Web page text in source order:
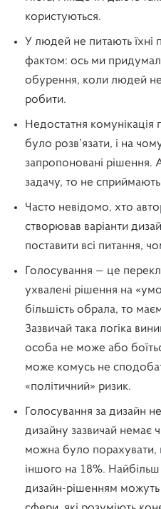
користуються.
У людей не питають їхні
фактом: ось ми
обурення, коли людей
робити.
Недостатня комунікація
було розв’язати, і на
запропоновані
задачу, то не
Часто невідомо, хто
створював варіанти
поставити всі питання,
Голосування — це
ухвалені рішення на
більшість обрала, то
Зазвичай така логіка
особа не може або
може комусь не
«політичний» ризик.
Голосування за дизайн
дизайну зазвичай немає
можна було порахувати,
іншого на 18%.
дизайн-рішенням можуть